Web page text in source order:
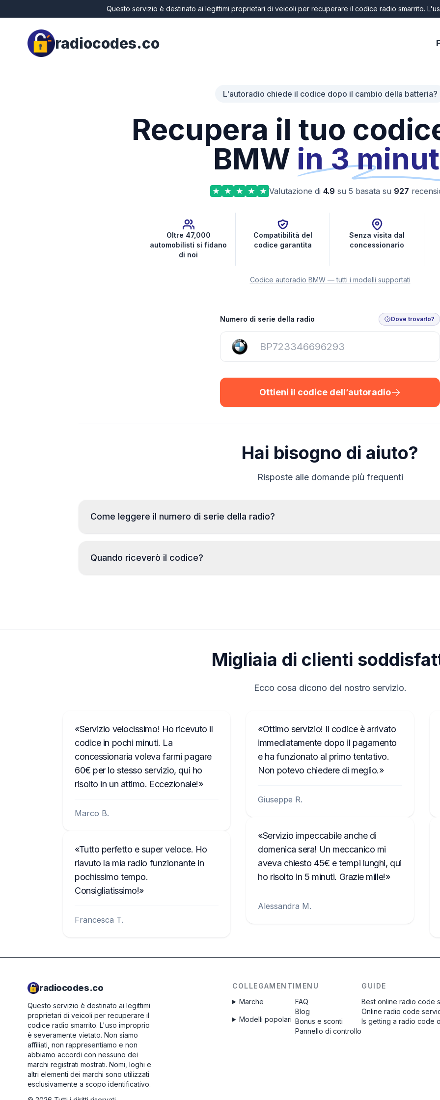
Questo servizio è destinato ai legittimi proprietari di veicoli per recuperare il codice radio smarrito.
radiocodes.co
L'autoradio chiede il codice dopo il cambio della batteria?
Recupera il tuo
BMW in 3
Valutazione di 4.9 su 5 basata su 927
Oltre 47,000
automobilisti si fidano
di noi
Compatibilità del
codice garantita
Senza visita dal
concessionario
Codice autoradio BMW — tutti i modelli supportati
Numero di serie della radio Dove trovarlo?
Ottieni il codice dell’autoradio
Hai bisogno di aiuto?
Risposte alle domande più frequenti
Come leggere il numero di serie della radio?
Quando riceverò il codice?
Migliaia di clienti
Ecco cosa dicono del nostro servizio.
Servizio velocissimo! Ho ricevuto il
codice in pochi minuti. La
concessionaria voleva farmi pagare
60€ per lo stesso servizio, qui ho
risolto in un attimo. Eccezionale!
Marco B.
Tutto perfetto e super veloce. Ho
riavuto la mia radio funzionante in
pochissimo tempo.
Consigliatissimo!
Francesca T.
Ottimo servizio! Il codice è arrivato
immediatamente dopo il pagamento
e ha funzionato al primo tentativo.
Non potevo chiedere di meglio.
Giuseppe R.
Servizio impeccabile anche di
domenica sera! Un meccanico mi
aveva chiesto 45€ e tempi lunghi, qui
ho risolto in 5 minuti. Grazie mille!
Alessandra M.
radiocodes.co
Questo servizio è destinato ai legittimi
proprietari di veicoli per recuperare il
codice radio smarrito. L'uso improprio
è severamente vietato. Non siamo
affiliati, non rappresentiamo e non
abbiamo accordi con nessuno dei
marchi registrati mostrati. Nomi, loghi e
altri elementi dei marchi sono utilizzati
esclusivamente a scopo identificativo.
COLLEGAMENTI
Marche
Modelli popolari
MENU
FAQ
Blog
Bonus e sconti
Pannello di controllo
GUIDE
Best online radio code
Online radio code
Is getting a radio code